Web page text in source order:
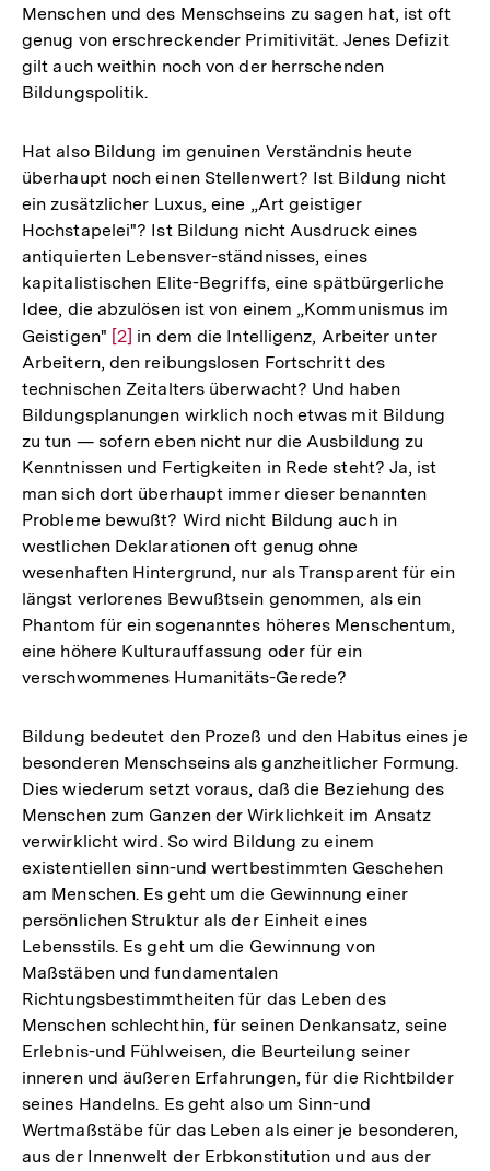
Menschen und des Menschseins zu sagen hat, ist oft
genug von erschreckender Primitivität. Jenes Defizit
gilt auch weithin noch von der herrschenden
Bildungspolitik.
Hat also Bildung im genuinen Verständnis heute
überhaupt noch einen Stellenwert? Ist Bildung nicht
ein zusätzlicher Luxus, eine „Art geistiger
Hochstapelei"? Ist Bildung nicht Ausdruck eines
antiquierten Lebensver-ständnisses, eines
kapitalistischen Elite-Begriffs, eine spätbürgerliche
Idee, die abzulösen ist von einem „Kommunismus im
Geistigen" Zur
Auflösung
der
Fußnote
[2] in dem die Intelligenz, Arbeiter unter
Arbeitern, den reibungslosen Fortschritt des
technischen Zeitalters überwacht? Und haben
Bildungsplanungen wirklich noch etwas mit Bildung
zu tun — sofern eben nicht nur die Ausbildung zu
Kenntnissen und Fertigkeiten in Rede steht? Ja, ist
man sich dort überhaupt immer dieser benannten
Probleme bewußt? Wird nicht Bildung auch in
westlichen Deklarationen oft genug ohne
wesenhaften Hintergrund, nur als Transparent für ein
längst verlorenes Bewußtsein genommen, als ein
Phantom für ein sogenanntes höheres Menschentum,
eine höhere Kulturauffassung oder für ein
verschwommenes Humanitäts-Gerede?
Bildung bedeutet den Prozeß und den Habitus eines je
besonderen Menschseins als ganzheitlicher Formung.
Dies wiederum setzt voraus, daß die Beziehung des
Menschen zum Ganzen der Wirklichkeit im Ansatz
verwirklicht wird. So wird Bildung zu einem
existentiellen sinn-und wertbestimmten Geschehen
am Menschen. Es geht um die Gewinnung einer
persönlichen Struktur als der Einheit eines
Lebensstils. Es geht um die Gewinnung von
Maßstäben und fundamentalen
Richtungsbestimmtheiten für das Leben des
Menschen schlechthin, für seinen Denkansatz, seine
Erlebnis-und Fühlweisen, die Beurteilung seiner
inneren und äußeren Erfahrungen, für die Richtbilder
seines Handelns. Es geht also um Sinn-und
Wertmaßstäbe für das Leben als einer je besonderen,
aus der Innenwelt der Erbkonstitution und aus der